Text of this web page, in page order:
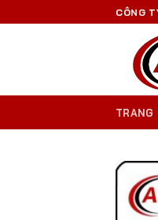
to
CÔNG
TRANG